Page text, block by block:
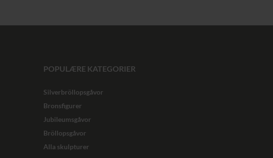
POPULÆRE KATEGORIER
Silverbröllopsgåvor
Bronsfigurer
Jubileumsgåvor
Bröllopsgåvor
Alla skulpturer